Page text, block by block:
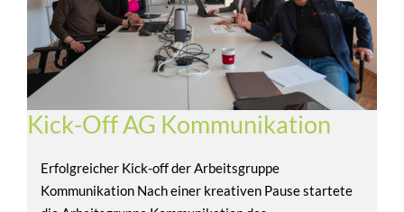
Kick-Off AG Kommunikation
Erfolgreicher Kick-off der Arbeitsgruppe
Kommunikation Nach einer kreativen Pause startete